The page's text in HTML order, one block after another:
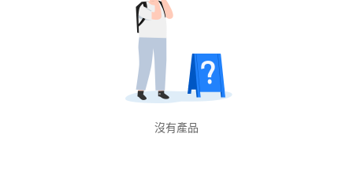
沒有產品